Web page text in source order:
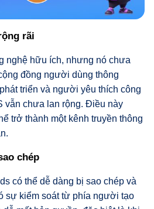
rãi
nghệ hữu ích, nhưng nó chưa
đồng người dùng thông
triển và người yêu thích công
vẫn chưa lan rộng. Điều này
trở thành một kênh truyền thông
chép
có thể dễ dàng bị sao chép và
sự kiểm soát từ phía người tạo